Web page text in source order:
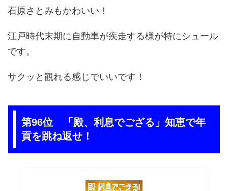
石原さとみもかわいい！
江戸時代末期に自動車が疾走する様が特にシュール
です。
サクッと観れる感じでいいです！
第96位 「殿、利息でござる」知恵で年
貢を跳ね返せ！